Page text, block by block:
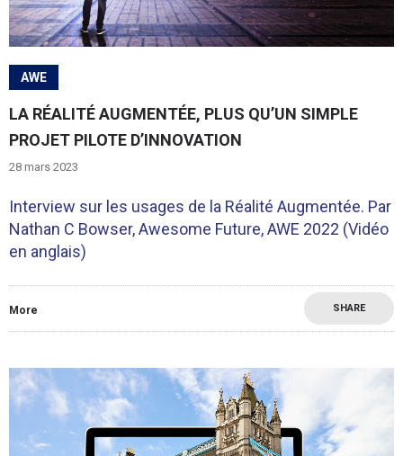
AWE
LA RÉALITÉ AUGMENTÉE, PLUS QU’UN SIMPLE
PROJET PILOTE D’INNOVATION
28 mars 2023
Interview sur les usages de la Réalité Augmentée. Par
Nathan C Bowser, Awesome Future, AWE 2022 (Vidéo
en anglais)
More SHARE